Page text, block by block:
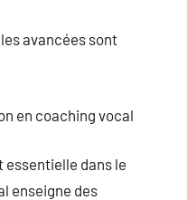
avancées sont
en coaching vocal
essentielle dans le
enseigne des